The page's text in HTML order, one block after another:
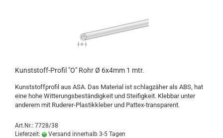
Kunststoff-Profil "O" Rohr Ø 6x4mm 1 mtr.
Kunststoffprofil aus ASA. Das Material ist schlagzäher als ABS, hat
eine hohe Witterungsbeständigkeit und Steifigkeit. Klebbar unter
anderem mit Ruderer-Plastikkleber und Pattex-transparent.
Art.Nr.: 7728/38
Lieferzeit:
Versand innerhalb 3-5 Tagen